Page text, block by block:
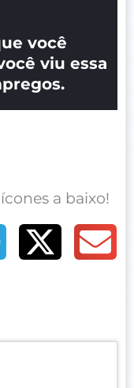
você
viu essa
a baixo!